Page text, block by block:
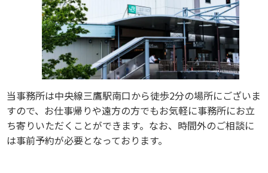
当事務所は中央線三鷹駅南口から徒歩2分の場所にございま
すので、お仕事帰りや遠方の方でもお気軽に事務所にお立
ち寄りいただくことができます。なお、時間外のご相談に
は事前予約が必要となっております。